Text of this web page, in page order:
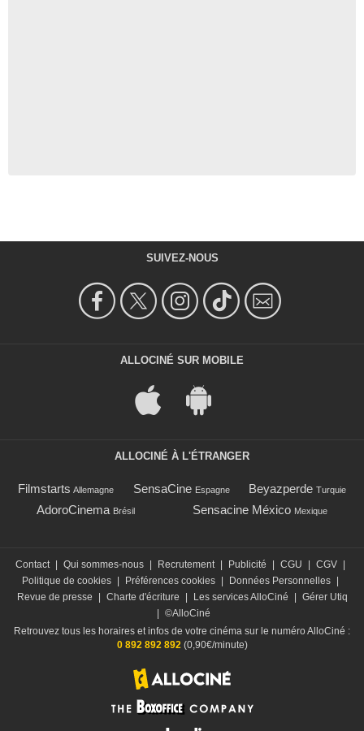
SUIVEZ-NOUS
ALLOCINÉ SUR MOBILE
ALLOCINÉ À L'ÉTRANGER
Filmstarts Allemagne SensaCine Espagne Beyazperde Turquie
AdoroCinema Brésil Sensacine México Mexique
Contact Qui sommes-nous Recrutement Publicité CGU CGV
Politique de cookies
Préférences cookies Données Personnelles
Revue de presse
Charte d'écriture Les services AlloCiné
Gérer Utiq
©AlloCiné
Retrouvez tous les horaires et infos de votre cinéma sur le numéro AlloCiné :
0 892 892 892(0,90€/minute)